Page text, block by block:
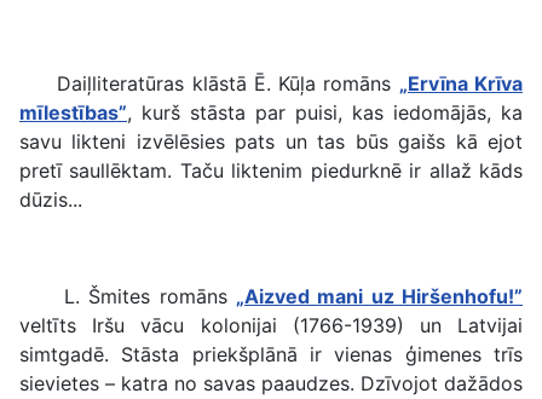
Daiļliteratūras klāstā Ē. Kūļa romāns „Ervīna Krīva
mīlestības”, kurš stāsta par puisi, kas iedomājās, ka
savu likteni izvēlēsies pats un tas būs gaišs kā ejot
pretī saullēktam. Taču liktenim piedurknē ir allaž kāds
dūzis...
L. Šmites romāns „Aizved mani uz Hiršenhofu!”
veltīts Iršu vācu kolonijai (1766-1939) un Latvijai
simtgadē. Stāsta priekšplānā ir vienas ģimenes trīs
sievietes – katra no savas paaudzes. Dzīvojot dažādos